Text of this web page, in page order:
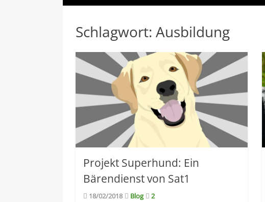
Schlagwort:Ausbildung
Projekt Superhund: Ein
Bärendienst von Sat1
18/02/2018 Blog 2